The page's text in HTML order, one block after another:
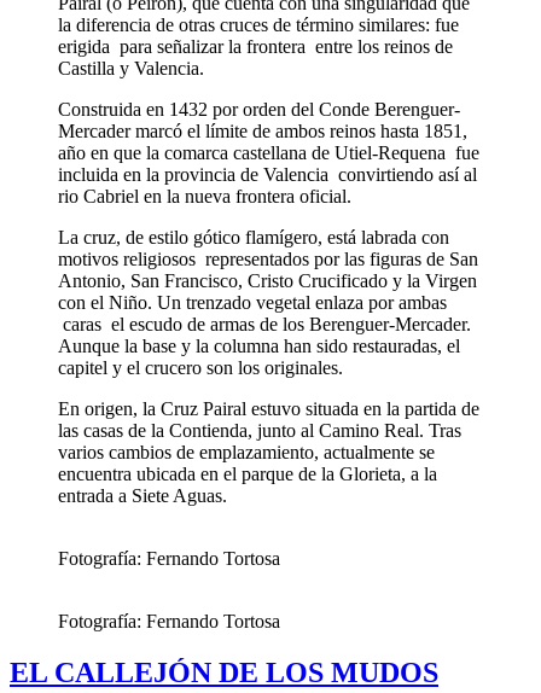
la diferencia de otras cruces de término similares: fue
erigida para señalizar la frontera entre los reinos de
Castilla y Valencia.
Construida en 1432 por orden del Conde Berenguer-
Mercader marcó el límite de ambos reinos hasta 1851,
año en que la comarca castellana de Utiel-Requena fue
incluida en la provincia de Valencia convirtiendo así al
rio Cabriel en la nueva frontera oficial.
La cruz, de estilo gótico flamígero, está labrada con
motivos religiosos representados por las figuras de San
Antonio, San Francisco, Cristo Crucificado y la Virgen
con el Niño. Un trenzado vegetal enlaza por ambas
caras el escudo de armas de los Berenguer-Mercader.
Aunque la base y la columna han sido restauradas, el
capitel y el crucero son los originales.
En origen, la Cruz Pairal estuvo situada en la partida de
las casas de la Contienda, junto al Camino Real. Tras
varios cambios de emplazamiento, actualmente se
encuentra ubicada en el parque de la Glorieta, a la
entrada a Siete Aguas.
Fotografía: Fernando Tortosa
Fotografía: Fernando Tortosa
EL CALLEJÓN DE LOS MUDOS